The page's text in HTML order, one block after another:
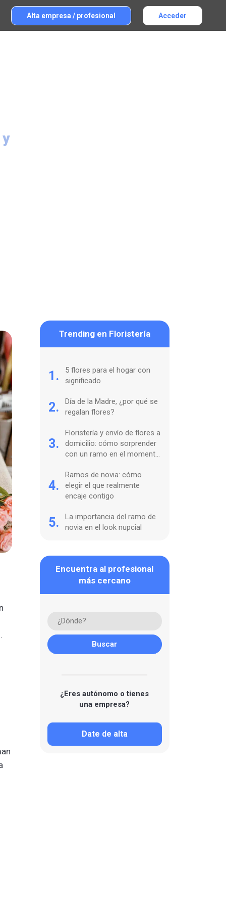
Alta empresa / profesional Acceder
Trending en Floristería
1.
5 flores para el hogar con
significado
2.
Día de la Madre, ¿por qué se
regalan flores?
3.
Floristería y envío de flores a
domicilio: cómo sorprender
con un ramo en el momento
4.
Ramos de novia: cómo
elegir el que realmente
encaje contigo
5.
La importancia del ramo de
novia en el look nupcial
Encuentra al profesional
más cercano
¿Eres autónomo o tienes
una empresa?
Date de alta